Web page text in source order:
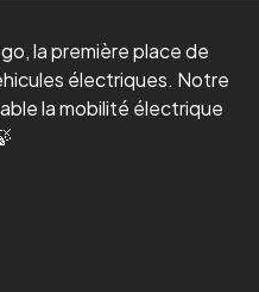
la première place de
électriques. Notre
la mobilité électrique